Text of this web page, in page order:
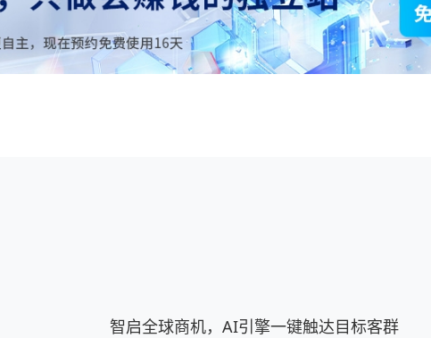
智启全球商机，AI引擎一键触达目标客群